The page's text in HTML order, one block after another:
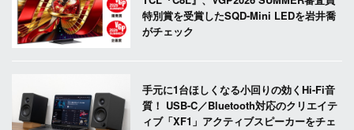
特別賞を受賞したSQD-Mini LEDを岩井喬
がチェック
手元に1台ほしくなる小回りの効くHi-Fi音
質！ USB-C／Bluetooth対応のクリエイテ
ィブ「XF1」アクティブスピーカーをチェ